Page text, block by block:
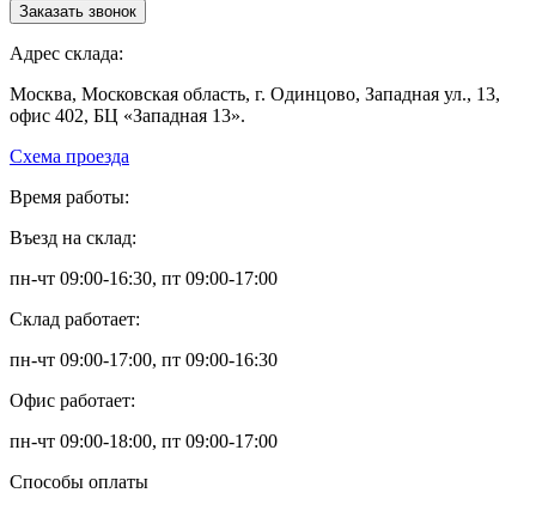
Заказать звонок
Адрес склада:
Москва, Московская область, г. Одинцово, Западная ул., 13,
офис 402, БЦ «Западная 13».
Схема проезда
Время работы:
Въезд на склад:
пн-чт 09:00-16:30, пт 09:00-17:00
Склад работает:
пн-чт 09:00-17:00, пт 09:00-16:30
Офис работает:
пн-чт 09:00-18:00, пт 09:00-17:00
Способы оплаты